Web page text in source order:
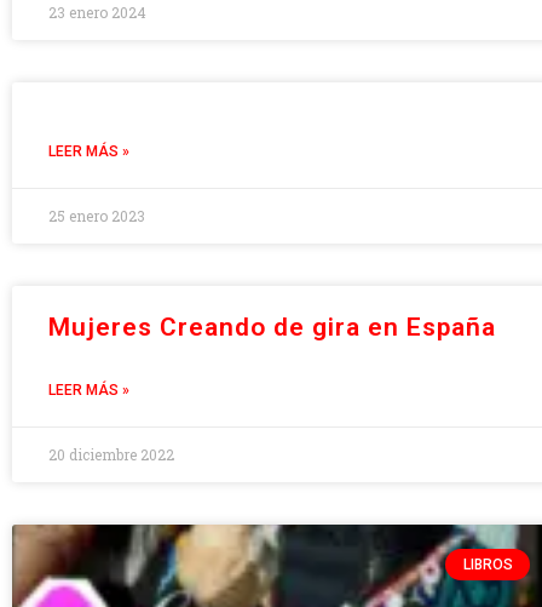
23 enero 2024
LEER MÁS »
25 enero 2023
Mujeres Creando de gira en España
LEER MÁS »
20 diciembre 2022
LIBROS